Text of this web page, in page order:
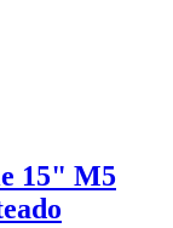
15" M5